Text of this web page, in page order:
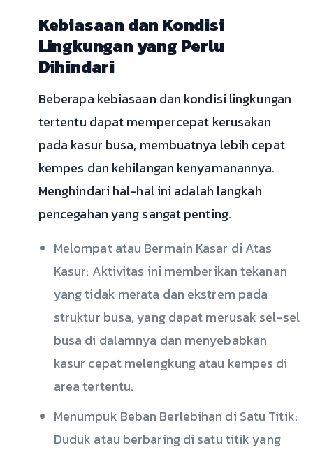
Kebiasaan dan Kondisi
Lingkungan yang Perlu
Dihindari
Beberapa kebiasaan dan kondisi lingkungan
tertentu dapat mempercepat kerusakan
pada kasur busa, membuatnya lebih cepat
kempes dan kehilangan kenyamanannya.
Menghindari hal-hal ini adalah langkah
pencegahan yang sangat penting.
Melompat atau Bermain Kasar di Atas
Kasur: Aktivitas ini memberikan tekanan
yang tidak merata dan ekstrem pada
struktur busa, yang dapat merusak sel-sel
busa di dalamnya dan menyebabkan
kasur cepat melengkung atau kempes di
area tertentu.
Menumpuk Beban Berlebihan di Satu Titik:
Duduk atau berbaring di satu titik yang